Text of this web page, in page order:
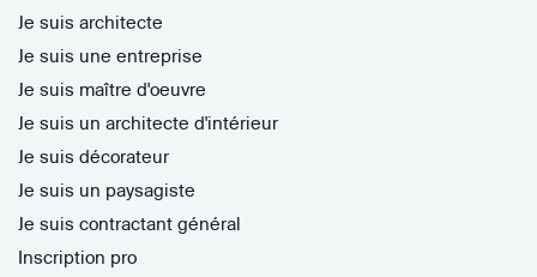
Je suis architecte
Je suis une entreprise
Je suis maître d'oeuvre
Je suis un architecte d'intérieur
Je suis décorateur
Je suis un paysagiste
Je suis contractant général
Inscription pro